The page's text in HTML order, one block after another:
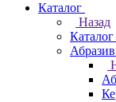
Каталог
Назад
Каталог
Абразив